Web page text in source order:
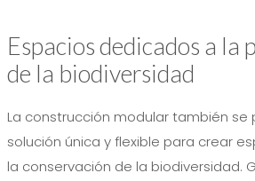
Espacios dedicados a la
de la biodiversidad
La construcción modular también
solución única y flexible para crear
la conservación de la biodiversidad.